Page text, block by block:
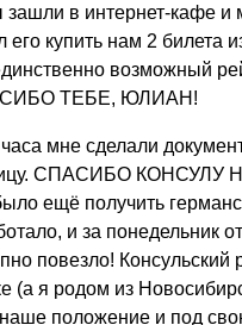
в интернет-кафе и
купить нам 2 билета
возможный
ТЕБЕ, ЮЛИАН!
мне сделали
СПАСИБО
ещё получить
и за понедельник
повезло! Консульский
(а я родом из
положение и под